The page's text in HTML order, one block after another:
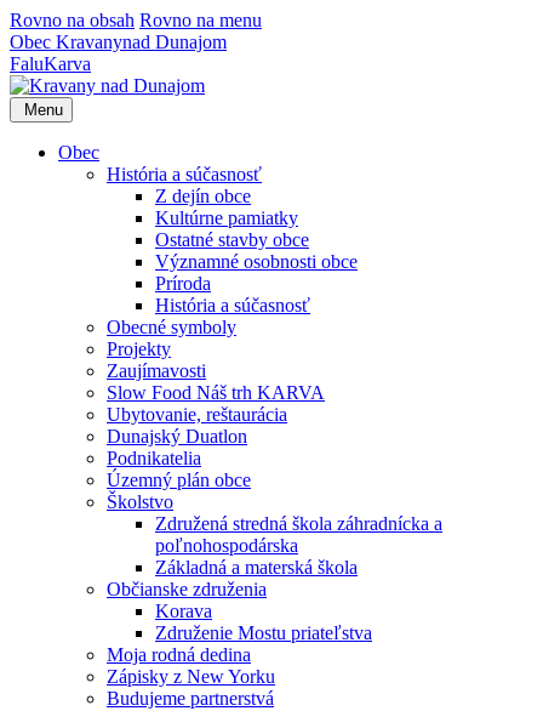
Rovno na obsah Rovno na menu
Obec Kravanynad Dunajom
FaluKarva
Menu
Obec
História a súčasnosť
Z dejín obce
Kultúrne pamiatky
Ostatné stavby obce
Významné osobnosti obce
Príroda
História a súčasnosť
Obecné symboly
Projekty
Zaujímavosti
Slow Food Náš trh KARVA
Ubytovanie, reštaurácia
Dunajský Duatlon
Podnikatelia
Územný plán obce
Školstvo
Združená stredná škola záhradnícka a
poľnohospodárska
Základná a materská škola
Občianske združenia
Korava
Združenie Mostu priateľstva
Moja rodná dedina
Zápisky z New Yorku
Budujeme partnerstvá